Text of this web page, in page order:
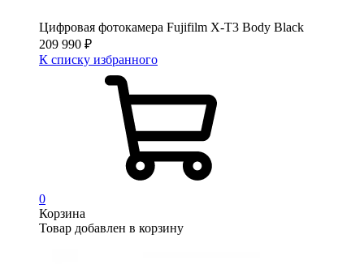
Цифровая фотокамера Fujifilm X-T3 Body Black
209 990 ₽
К списку избранного
0
Корзина
Товар добавлен в корзину